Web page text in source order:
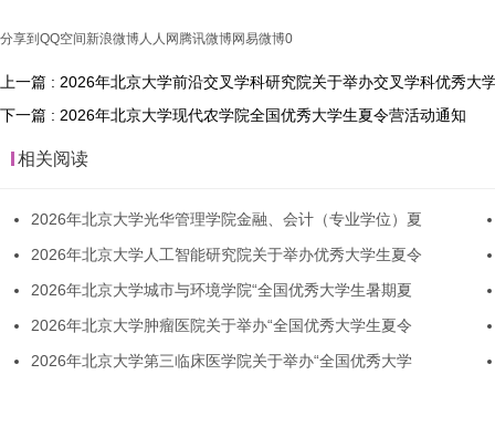
分享到 QQ空间 新浪微博人人网 腾讯微博网易微博0
上一篇 : 2026年北京大学前沿交叉学科研究院关于举办交叉学科优秀大
下一篇 : 2026年北京大学现代农学院全国优秀大学生夏令营活动通知
相关阅读
2026年北京大学光华管理学院金融、会计（专业学位）夏
2026年北京大学人工智能研究院关于举办优秀大学生夏令
2026年北京大学城市与环境学院“全国优秀大学生暑期夏
2026年北京大学肿瘤医院关于举办“全国优秀大学生夏令
2026年北京大学第三临床医学院关于举办“全国优秀大学